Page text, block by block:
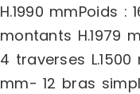
H.1990 mmPoids
montants H.1979
4 traverses
mm- 12 bras